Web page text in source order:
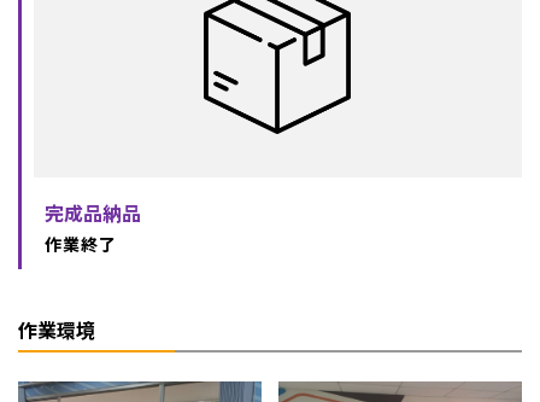
完成品納品
作業終了
作業環境